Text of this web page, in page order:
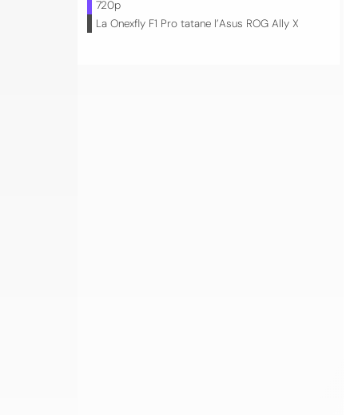
720p
La Onexfly F1 Pro tatane l’Asus ROG Ally X